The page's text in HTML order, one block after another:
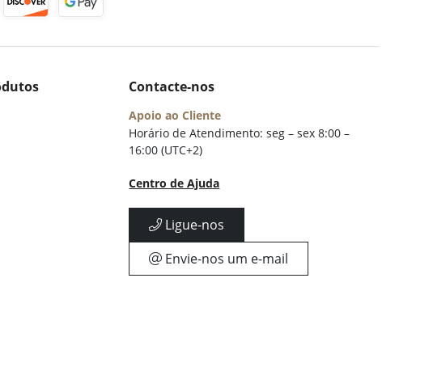
Contacte-nos
Apoio ao Cliente
Horário de Atendimento: seg – sex 8:00 –
16:00 (UTC+2)
Centro de Ajuda
Ligue-nos
Envie-nos um e-mail